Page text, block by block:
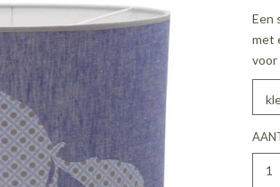
Een
met
voor